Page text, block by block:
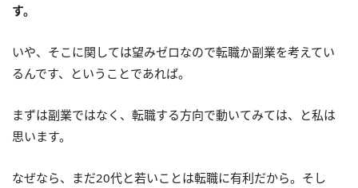
す。
いや、そこに関しては望みゼロなので転職か副業を考えてい
るんです、ということであれば。
まずは副業ではなく、転職する方向で動いてみては、と私は
思います。
なぜなら、まだ20代と若いことは転職に有利だから。そし